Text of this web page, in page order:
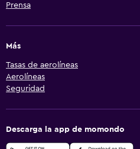
Prensa
Más
Tasas de aerolíneas
Aerolíneas
Seguridad
Descarga la app de momondo